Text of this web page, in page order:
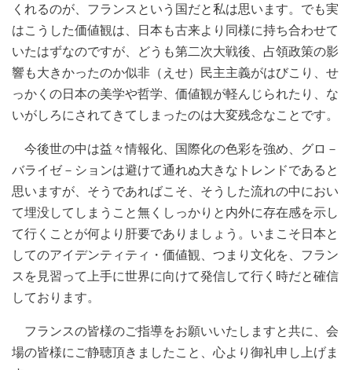
くれるのが、フランスという国だと私は思います。でも実
はこうした価値観は、日本も古来より同様に持ち合わせて
いたはずなのですが、どうも第二次大戦後、占領政策の影
響も大きかったのか似非（えせ）民主主義がはびこり、せ
っかくの日本の美学や哲学、価値観が軽んじられたり、な
いがしろにされてきてしまったのは大変残念なことです。
今後世の中は益々情報化、国際化の色彩を強め、グロ－
バライゼ－ションは避けて通れぬ大きなトレンドであると
思いますが、そうであればこそ、そうした流れの中におい
て埋没してしまうこと無くしっかりと内外に存在感を示し
て行くことが何より肝要でありましょう。いまこそ日本と
してのアイデンティティ・価値観、つまり文化を、フラン
スを見習って上手に世界に向けて発信して行く時だと確信
しております。
フランスの皆様のご指導をお願いいたしますと共に、会
場の皆様にご静聴頂きましたこと、心より御礼申し上げま